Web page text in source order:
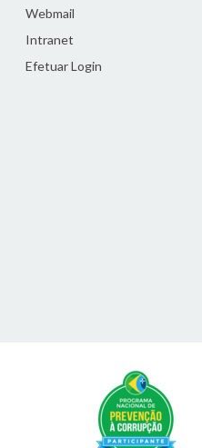
Webmail
Intranet
Efetuar Login